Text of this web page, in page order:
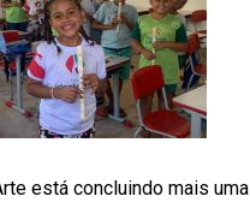
está concluindo mais uma